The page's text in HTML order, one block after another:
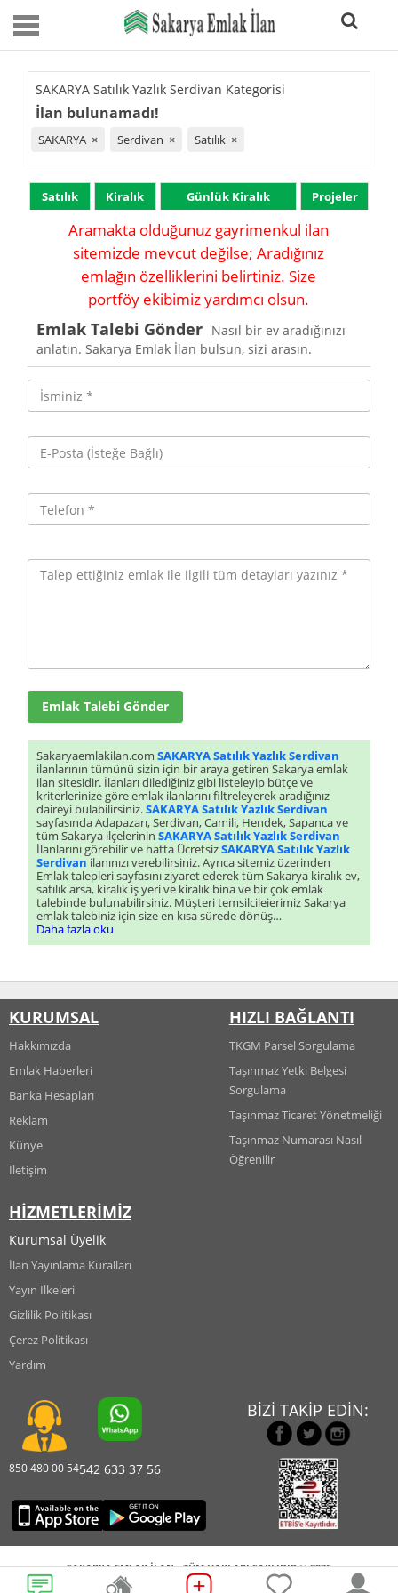
SAKARYA Satılık Yazlık Serdivan Kategorisi
İlan bulunamadı!
SAKARYA × Serdivan × Satılık ×
Satılık Kiralık Günlük Kiralık Projeler
Aramakta olduğunuz gayrimenkul ilan
sitemizde mevcut değilse; Aradığınız
emlağın özelliklerini belirtiniz. Size
portföy ekibimiz yardımcı olsun.
Emlak Talebi Gönder Nasıl bir ev aradığınızı
anlatın. Sakarya Emlak İlan bulsun, sizi arasın.
Emlak Talebi Gönder
Sakaryaemlakilan.com SAKARYA Satılık Yazlık Serdivan
ilanlarının tümünü sizin için bir araya getiren Sakarya emlak
ilan sitesidir. İlanları dilediğiniz gibi listeleyip bütçe ve
kriterlerinize göre emlak ilanlarını filtreleyerek aradığınız
daireyi bulabilirsiniz.SAKARYA Satılık Yazlık Serdivan
sayfasında Adapazarı, Serdivan, Camili, Hendek, Sapanca ve
tüm Sakarya ilçelerinin SAKARYA Satılık Yazlık Serdivan
İlanlarını görebilir ve hatta ÜcretsizSAKARYA Satılık Yazlık
Serdivan ilanınızı verebilirsiniz. Ayrıca sitemiz üzerinden
Emlak talepleri sayfasını ziyaret ederek tüm Sakarya kiralık ev,
satılık arsa, kiralık iş yeri ve kiralık bina ve bir çok emlak
talebinde bulunabilirsiniz. Müşteri temsilcileierimiz Sakarya
emlak talebiniz için size en kısa sürede dönüş
sağlayacaklardır.
Daha fazla oku
KURUMSAL
Hakkımızda
Emlak Haberleri
Banka Hesapları
Reklam
Künye
İletişim
HİZMETLERİMİZ
Kurumsal Üyelik
İlan Yayınlama Kuralları
Yayın İlkeleri
Gizlilik Politikası
Çerez Politikası
Yardım
HIZLI BAĞLANTI
TKGM Parsel Sorgulama
Taşınmaz Yetki Belgesi
Sorgulama
Taşınmaz Ticaret Yönetmeliği
Taşınmaz Numarası Nasıl
Öğrenilir
850 480 00 54542 633 37 56
BİZİ TAKİP EDİN:
SAKARYA EMLAK İLAN - TÜM HAKLARI SAKLIDIR © 2026